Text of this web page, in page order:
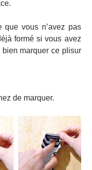
vous n’avez pas
formé si vous avez
marquer ce plisur
de marquer.